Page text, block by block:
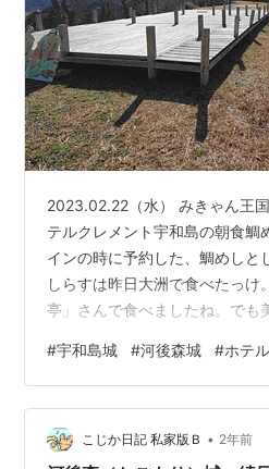
2023.02.22（水） みきゃん王
テルクレメント宇和島の朝食鯛
インの時に予約した、鯛めしと
しらすは昨日大洲で食べたっけ
亭」さんで食べましたね。でも
クレメント宇和島 チェックアウ
いしていたら、たちまち11時近
た。 送ったのはじゃこ天の詰
あったチラシを見て決めました
#宇和島城 #河後森城 #ホテ
こじか日記 私家版Ｂ • 2年前